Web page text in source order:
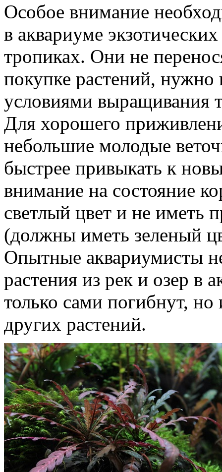
Особое внимание
в аквариуме
тропиках. Они не
покупке растений, нужно
условиями выращивания
Для хорошего
небольшие молодые
быстрее привыкать к
внимание на состояние
светлый цвет и не иметь
(должны иметь зеленый
Опытные аквариумисты
растения из рек и озер в
только сами погибнут,
других растений.